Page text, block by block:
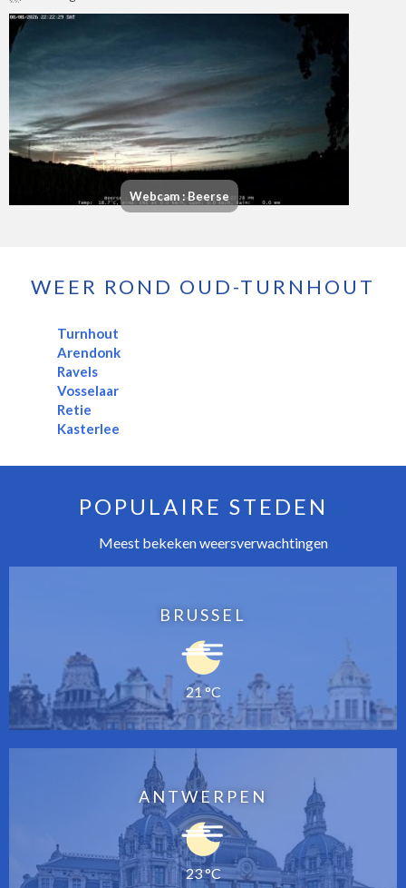
Webcam : Beerse
WEER ROND OUD-TURNHOUT
Turnhout
Arendonk
Ravels
Vosselaar
Retie
Kasterlee
POPULAIRE STEDEN
Meest bekeken weersverwachtingen
BRUSSEL
21 °C
ANTWERPEN
23 °C